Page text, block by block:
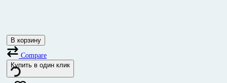
В корзину
Compare
Купить в один клик